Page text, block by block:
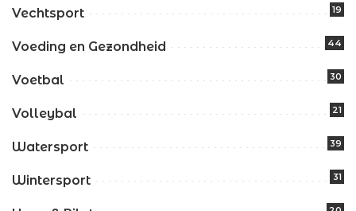
Vechtsport 19
Voeding en Gezondheid 44
Voetbal 30
Volleybal 21
Watersport 39
Wintersport 31